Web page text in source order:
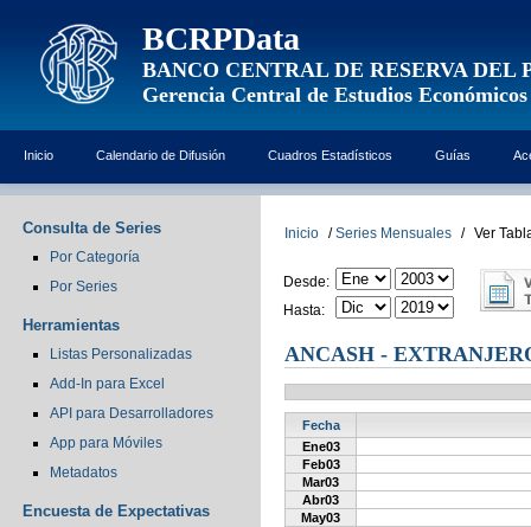
BCRPData
BANCO CENTRAL DE RESERVA DEL
Gerencia Central de Estudios Económicos
Inicio Calendario de Difusión Cuadros Estadísticos Guías
Consulta de Series
Por Categoría
Por Series
Herramientas
Listas Personalizadas
Add-In para Excel
API para Desarrolladores
App para Móviles
Metadatos
Encuesta de Expectativas
Inicio / Series Mensuales / Ver
Desde:
Hasta:
ANCASH -
Fecha
Ene03
Feb03
Mar03
Abr03
May03